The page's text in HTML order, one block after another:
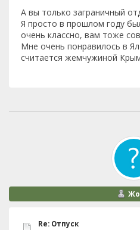
А вы только заграничный
Я просто в прошлом году
очень классно, вам тоже
Мне очень понравилось в
считается жемчужиной
Re: Отпуск